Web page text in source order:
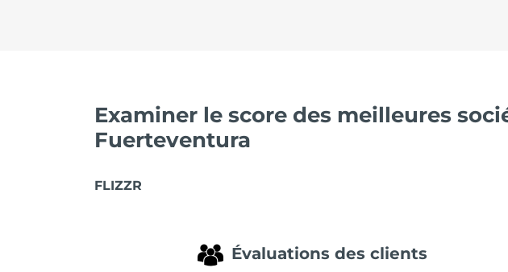
Examiner le score des meilleures
Fuerteventura
FLIZZR
Évaluations des clients